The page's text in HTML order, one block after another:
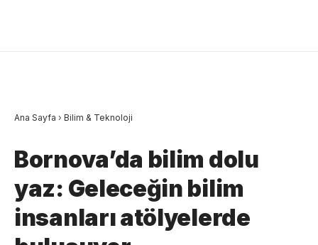
Ana Sayfa › Bilim & Teknoloji
Bornova’da bilim dolu
yaz: Geleceğin bilim
insanları atölyelerde